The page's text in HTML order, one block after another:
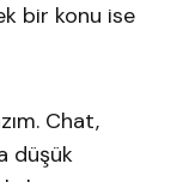
bir konu ise
Chat,
düşük